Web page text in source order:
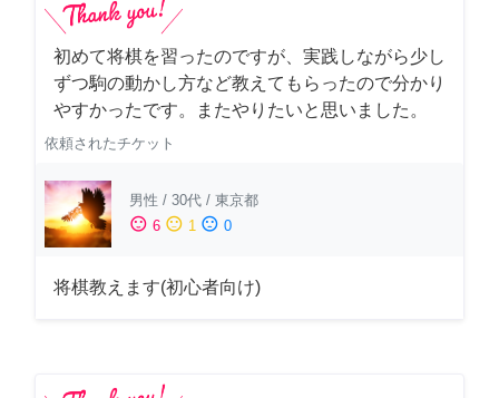
初めて将棋を習ったのですが、実践しながら少し
ずつ駒の動かし方など教えてもらったので分かり
やすかったです。またやりたいと思いました。
依頼されたチケット
男性 / 30代 / 東京都
sentiment_satisfied 6 sentiment_neutral 1 sentiment_dissatisfied 0
将棋教えます(初心者向け)